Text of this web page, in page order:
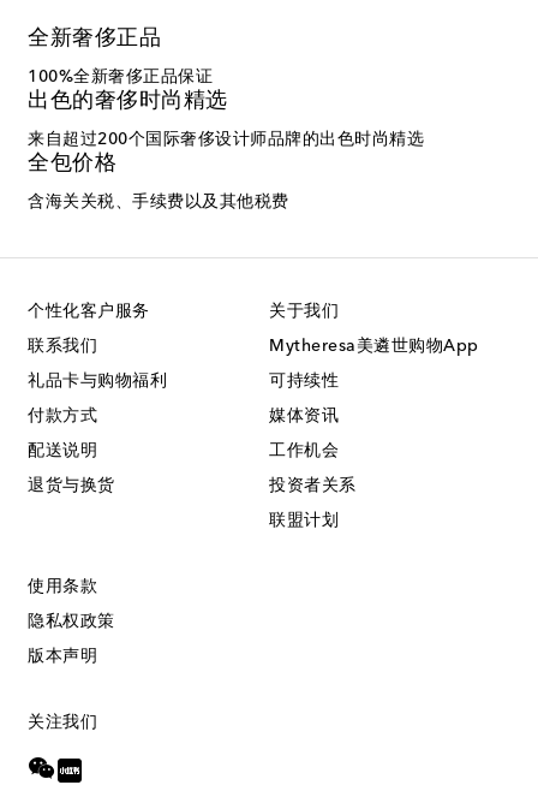
全新奢侈正品
100%全新奢侈正品保证
出色的奢侈时尚精选
来自超过200个国际奢侈设计师品牌的出色时尚精选
全包价格
含海关关税、手续费以及其他税费
个性化客户服务
联系我们
礼品卡与购物福利
付款方式
配送说明
退货与换货
关于我们
Mytheresa美遴世购物App
可持续性
媒体资讯
工作机会
投资者关系
联盟计划
使用条款
隐私权政策
版本声明
关注我们